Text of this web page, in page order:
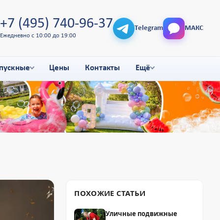
+7 (495) 740-96-37
Ежедневно с 10:00 до 19:00
Telegram МАКС
Цены Контакты Ещё
ПОХОЖИЕ СТАТЬИ
Уличные подвижные